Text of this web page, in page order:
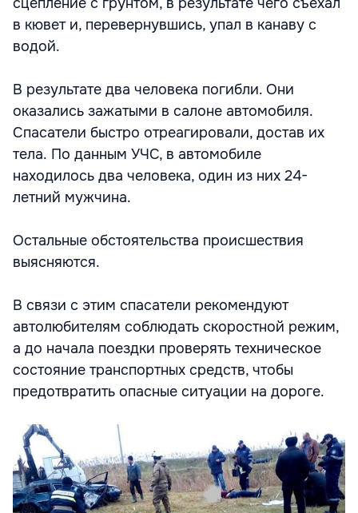
сцепление с грунтом, в результате чего съехал
в кювет и, перевернувшись, упал в канаву с
водой.
В результате два человека погибли. Они
оказались зажатыми в салоне автомобиля.
Спасатели быстро отреагировали, достав их
тела. По данным УЧС, в автомобиле
находилось два человека, один из них 24-
летний мужчина.
Остальные обстоятельства происшествия
выясняются.
В связи с этим спасатели рекомендуют
автолюбителям соблюдать скоростной режим,
а до начала поездки проверять техническое
состояние транспортных средств, чтобы
предотвратить опасные ситуации на дороге.